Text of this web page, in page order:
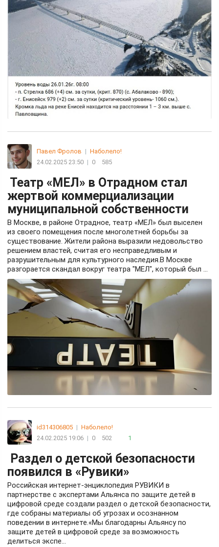
Павел Фролов | Наболело!
24.02.2025 23:50 | 0 585
Театр «МЕЛ» в Отрадном стал
жертвой коммерциализации
муниципальной собственности
В Москве, в районе Отрадное, театр «МЕЛ» был выселен
из своего помещения после многолетней борьбы за
существование. Жители района выразили недовольство
решением властей, считая его несправедливым и
разрушительным для культурного наследия.В Москве
разгорается скандал вокруг театра "МЕЛ", который был ...
id314306805 | Наболело!
24.02.2025 19:06 | 0 502 1
Раздел о детской безопасности
появился в «Рувики»
Российская интернет-энциклопедия РУВИКИ в
партнерстве с экспертами Альянса по защите детей в
цифровой среде создали раздел о детской безопасности,
где собраны материалы об угрозах и осознанном
поведении в интернете.«Мы благодарны Альянсу по
защите детей в цифровой среде за возможность
делиться экспе...